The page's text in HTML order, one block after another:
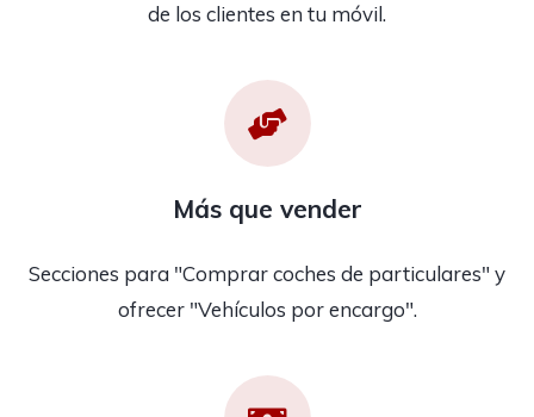
de los clientes en tu móvil.
Más que vender
Secciones para "Comprar coches de particulares" y
ofrecer "Vehículos por encargo".